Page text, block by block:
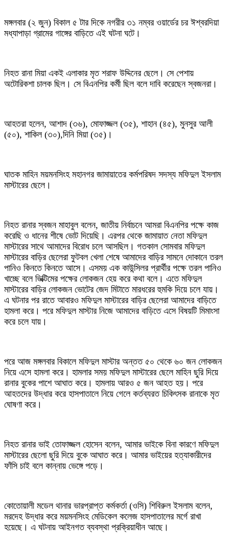
মঙ্গলবার (২ জুন) বিকাল ৫ টার দিকে নগরীর ৩১ নম্বর ওয়ার্ডের চর ঈশ্বরদিয়া
মধ্যাপাড়া গ্রামের গাঙ্গের বাড়িতে এই ঘটনা ঘটে।
নিহত রানা মিয়া একই এলাকার মৃত শরাফ উদ্দিনের ছেলে। সে পেশায়
অটোরিকশা চালক ছিল। সে বিএনপির কর্মী ছিল বলে দাবি করেছেন স্বজনরা।
আহতরা হলেন, আশাদ (৩৬), মোফাজ্জল (৩৫), শাহান (৪৫), মুনসুর আলী
(৫০), শাকিল (৩০),দিনি মিয়া (৩৫)।
ঘাতক মাহিন ময়মনসিংহ মহানগর জামায়াতের কর্মপরিষদ সদস্য মফিদুল ইসলাম
মাস্টারের ছেলে।
নিহত রানার স্বজন মাহাবুল বলেন, জাতীয় নির্বাচনে আমরা বিএনপির পক্ষে কাজ
করেছি ও ধানের শীষে ভোট দিয়েছি। এরপর থেকে জামায়াত নেতা মফিদুল
মাস্টারের সাথে আমাদের বিরোধ চলে আসছিল। গতকাল সোমবার মফিদুল
মাস্টারের বাড়ির ছেলেরা ফুটবল খেলা শেষে আমাদের বাড়ির সামনে দোকানে তরল
পানিও কিনতে কিনতে আসে। এসময় এক কাউন্সিলর প্রার্থীর পক্ষে তরল পানিও
খাচ্ছে বলে ভিক্টিমের পক্ষের লোকজন হেয় করে কথা বলে। এতে মফিদুল
মাস্টারের বাড়ির লোকজন ভোটের জেদ মিটাতে মারধরের হুমকি দিয়ে চলে যায়।
এ ঘটনার পর রাতে আবারও মফিদুল মাস্টারের বাড়ির ছেলেরা আমাদের বাড়িতে
হামলা করে। পরে মফিদুল মাস্টার নিজে আমাদের বাড়িতে এসে বিষয়টি মিমাংসা
করে চলে যায়।
পরে আজ মঙ্গলবার বিকালে মফিদুল মাস্টার অন্তত ৫০ থেকে ৬০ জন লোকজন
নিয়ে এসে হামলা করে। হামলার সময় মফিদুল মাস্টারের ছেলে মাহিন ছুরি দিয়ে
রানার বুকের পাশে আঘাত করে। হামলায় আরও ৫ জন আহত হয়। পরে
আহতদের উদ্ধার করে হাসপাতালে নিয়ে গেলে কর্তব্যরত চিকিৎসক রানাকে মৃত
ঘোষণা করে।
নিহত রানার ভাই তোফাজ্জল হোসেন বলেন, আমার ভাইকে বিনা কারণে মফিদুল
মাস্টারের ছেলো ছুরি দিয়ে বুকে আঘাত করে। আমার ভাইয়ের হত্যাকারীদের
ফাঁসি চাই বলে কান্নায় ভেঙ্গে পড়ে।
কোতোয়ালী মডেল থানার ভারপ্রাপ্ত কর্মকর্তা (ওসি) শিবিরুল ইসলাম বলেন,
মরদেহ উদ্ধার করে ময়মনসিংহ মেডিকেল কলেজ হাসপাতালের মর্গে রাখা
হয়েছে। এ ঘটনায় আইনগত ব্যবস্থা প্রক্রিয়াধীন আছে।